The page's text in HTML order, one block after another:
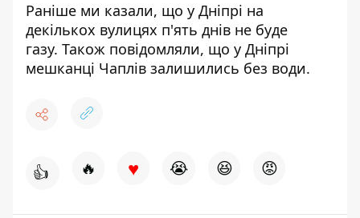
Раніше ми казали, що у Дніпрі на
декількох вулицях п'ять днів не буде
газу. Також повідомляли, що у Дніпрі
мешканці Чаплів залишились без води.
👍 🔥 ♥ 😭 😆 😡